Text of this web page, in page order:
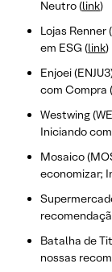
Neutro (link)
Lojas Renner
em ESG (link)
Enjoei
com Compra (
Westwing
Iniciando
Mosaico
economizar;
Batalha de
nossas